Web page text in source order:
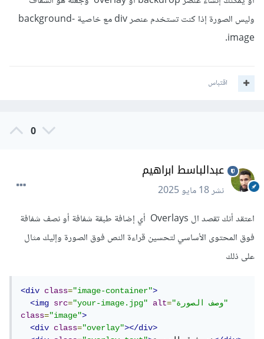
وليس الصورة إذا كنت تستخدم عنصر div مع خاصية background-
image.
اقتباس
0
عبدالباسط ابراهيم
نشر18 مايو 2025
اعتقد أنك تقصد ال Overlays أي إضافة طبقة شفافة أو نصف شفافة
فوق المحتوى الأساسي لتحسين قراءة النص فوق الصورة وإليك مثال
على ذلك
<div class="image-container">
<img
src="your-image.jpg" alt=
"وصف الصورة"
class="image">
<div
class="overlay"></div>